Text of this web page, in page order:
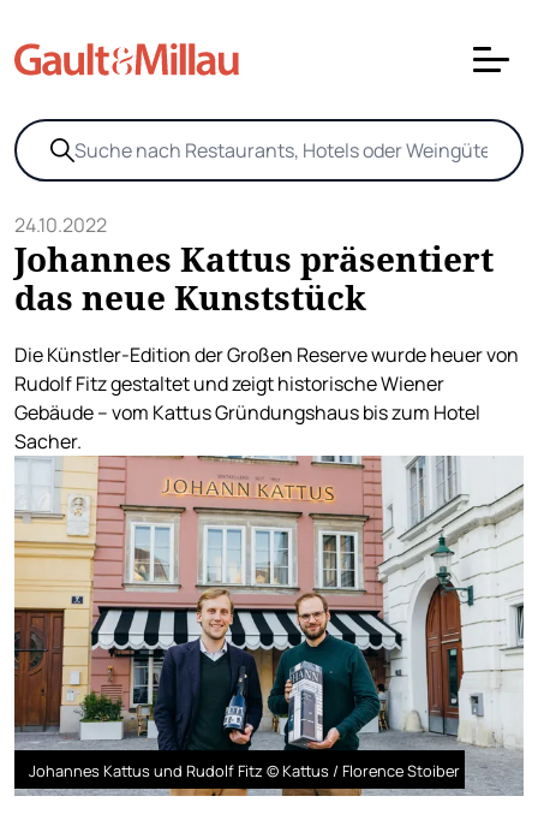
24.10.2022
Johannes Kattus präsentiert
das neue Kunststück
Die Künstler-Edition der Großen Reserve wurde heuer von
Rudolf Fitz gestaltet und zeigt historische Wiener
Gebäude – vom Kattus Gründungshaus bis zum Hotel
Sacher.
Johannes Kattus und Rudolf Fitz © Kattus / Florence Stoiber